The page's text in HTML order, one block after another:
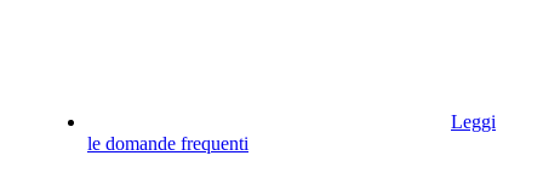
Leggi
le domande frequenti